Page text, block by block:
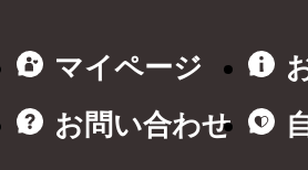
マイページ
お問い合わせ